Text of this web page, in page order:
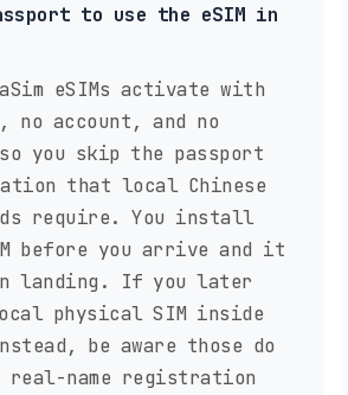
to use the eSIM in
eSIMs activate with
no account, and no
you skip the passport
that local Chinese
require. You install
before you arrive and it
landing. If you later
physical SIM inside
be aware those do
real-name registration